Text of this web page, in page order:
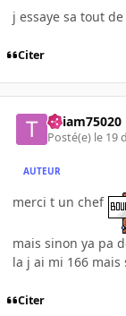
j essaye sa tout
Citer
Thiam75020
Posté(e) le 19
AUTEUR
merci t un chef
mais sinon ya pa
la j ai mi 166 mais
Citer